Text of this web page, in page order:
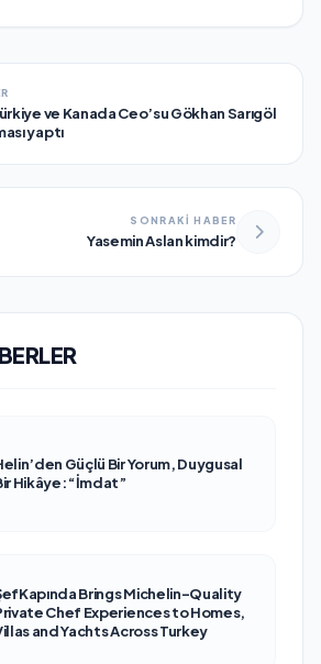
ve Kanada Ceo’su Gökhan Sarıgöl
yaptı
SONRAKİ HABER
Yasemin Aslan kimdir?
Güçlü Bir Yorum, Duygusal
Hikâye: “İmdat”
Brings Michelin-Quality
Chef Experiences to Homes,
and Yachts Across Turkey